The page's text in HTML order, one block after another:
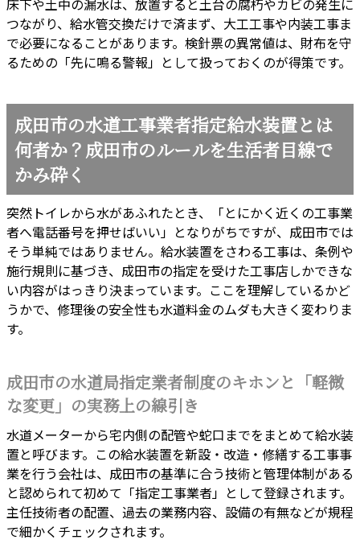
床下や土中の漏水は、放置すると土台の腐朽やカビの発生に
つながり、給水管交換だけで済まず、大工工事や内装工事ま
で必要になることがあります。検針票の異常値は、財布を守
るための「先に鳴る警報」として扱っておくのが得策です。
成田市の水道工事業者指定給水装置とは
何者か？成田市のルールを生活者目線で
かみ砕く
突然トイレから水があふれたとき、「とにかく近くの工事業
者へ電話番号を押せばいい」となりがちですが、成田市では
そう単純ではありません。給水装置をさわる工事は、条例や
施行規則に基づき、成田市の指定を受けた工事店しかできな
い内容がはっきり決まっています。ここを理解しているかど
うかで、修理後の安全性も水道料金のムダも大きく変わりま
す。
成田市の水道局指定業者制度のキホンと「軽微
な変更」の実務上の線引き
水道メーターから宅内側の配管や蛇口までをまとめて給水装
置と呼びます。この給水装置を新設・改造・修繕する工事事
業を行う会社は、成田市の基準に合う技術と管理体制がある
と認められて初めて「指定工事業者」として登録されます。
主任技術者の配置、過去の業務内容、設備の有無などが規程
で細かくチェックされます。